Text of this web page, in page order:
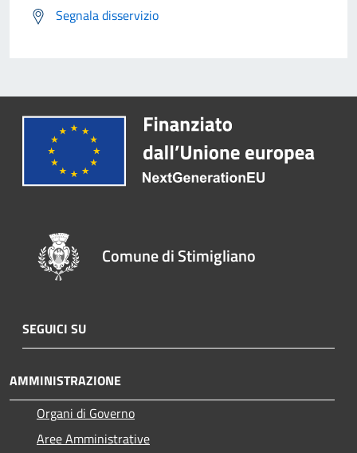
Segnala disservizio
Comune di Stimigliano
SEGUICI SU
AMMINISTRAZIONE
Organi di Governo
Aree Amministrative